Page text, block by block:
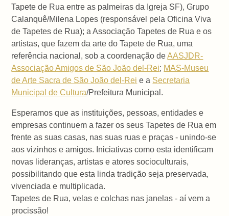
Tapete de Rua entre as palmeiras da Igreja SF), Grupo
Calanquê/Milena Lopes (responsável pela Oficina Viva
de Tapetes de Rua); a Associação Tapetes de Rua e os
artistas, que fazem da arte do Tapete de Rua, uma
referência nacional, sob a coordenação deAASJDR-
Associação Amigos de São João del-Rei; MAS-Museu
de Arte Sacra de São João del-Rei e a Secretaria
Municipal de Cultura/Prefeitura Municipal.
Esperamos que as instituições, pessoas, entidades e
empresas continuem a fazer os seus Tapetes de Rua em
frente as suas casas, nas suas ruas e praças - unindo-se
aos vizinhos e amigos. Iniciativas como esta identificam
novas lideranças, artistas e atores socioculturais,
possibilitando que esta linda tradição seja preservada,
vivenciada e multiplicada.
Tapetes de Rua, velas e colchas nas janelas - aí vem a
procissão!